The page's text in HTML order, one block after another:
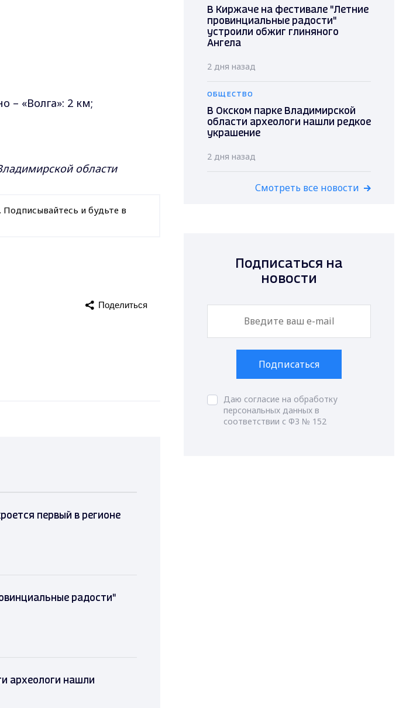
– «Волга»: 2 км;
области
. Подписывайтесь и будьте в
Поделиться
первый в регионе
радости"
археологи нашли
В Киржаче на фестивале "Летние
провинциальные радости"
устроили обжиг глиняного
Ангела
2 дня назад
ОБЩЕСТВО
В Окском парке Владимирской
области археологи нашли редкое
украшение
2 дня назад
Смотреть все новости
Подписаться на
новости
Подписаться
Даю согласие на обработку
персональных данных в
соответствии с ФЗ № 152